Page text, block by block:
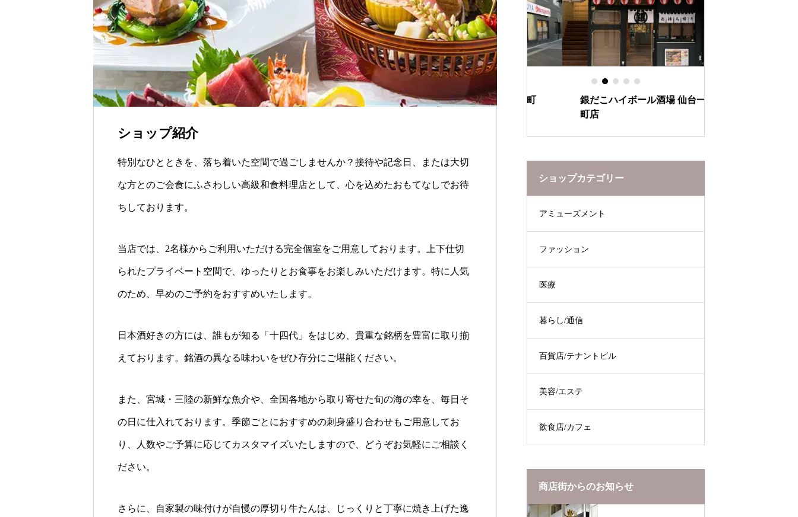
ショップ紹介
特別なひとときを、落ち着いた空間で過ごしませんか？接待や記念日、または大切
な方とのご会食にふさわしい高級和食料理店として、心を込めたおもてなしでお待
ちしております。
当店では、2名様からご利用いただける完全個室をご用意しております。上下仕切
られたプライベート空間で、ゆったりとお食事をお楽しみいただけます。特に人気
のため、早めのご予約をおすすめいたします。
日本酒好きの方には、誰もが知る「十四代」をはじめ、貴重な銘柄を豊富に取り揃
えております。銘酒の異なる味わいをぜひ存分にご堪能ください。
また、宮城・三陸の新鮮な魚介や、全国各地から取り寄せた旬の海の幸を、毎日そ
の日に仕入れております。季節ごとにおすすめの刺身盛り合わせもご用意してお
り、人数やご予算に応じてカスタマイズいたしますので、どうぞお気軽にご相談く
ださい。
さらに、自家製の味付けが自慢の厚切り牛たんは、じっくりと丁寧に焼き上げた逸
世界の山ちゃん仙台一番町店
松屋食堂 松のや 仙台一番町
銀だこハイボール酒場 仙台一番
ショップカテゴリー
アミューズメント
ファッション
医療
暮らし/通信
百貨店/テナントビル
美容/エステ
飲食店/カフェ
商店街からのお知らせ